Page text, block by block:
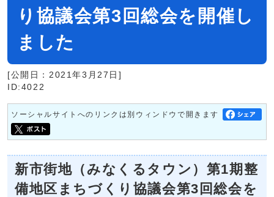
り協議会第3回総会を開催し
ました
[公開日：2021年3月27日]
ID:4022
ソーシャルサイトへのリンクは別ウィンドウで開きます
新市街地（みなくるタウン）第1期整
備地区まちづくり協議会第3回総会を